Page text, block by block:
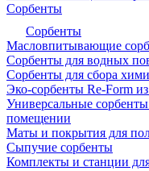
Сорбенты
Сорбенты
Масловпитывающие
Сорбенты для водных
Сорбенты для сбора
Эко-сорбенты Re-Form
Универсальные
помещении
Маты и покрытия для
Сыпучие сорбенты
Комплекты и станции